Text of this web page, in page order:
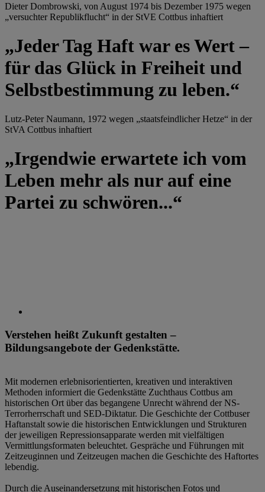
Dieter Dombrowski, von August 1974 bis Dezember 1975 wegen
„versuchter Republikflucht“ in der StVE Cottbus inhaftiert
„Jeder Tag Haft war es Wert –
für das Glück in Freiheit und
Selbstbestimmung zu leben.“
Lutz-Peter Naumann, 1972 wegen „staatsfeindlicher Hetze“ in der
StVA Cottbus inhaftiert
„Irgendwie erwartete ich vom
Leben mehr als nur auf eine
Partei zu schwören...“
Verstehen heißt Zukunft gestalten –
Bildungsangebote der Gedenkstätte.
Mit modernen erlebnisorientierten, kreativen und interaktiven
Methoden informiert die Gedenkstätte Zuchthaus Cottbus am
historischen Ort über das begangene Unrecht während der NS-
Terrorherrschaft und SED-Diktatur. Die Geschichte der Cottbuser
Haftanstalt sowie die historischen Entwicklungen und Strukturen
der jeweiligen Repressionsapparate werden mit vielfältigen
Vermittlungsformaten beleuchtet. Gespräche und Führungen mit
Zeitzeuginnen und Zeitzeugen machen die Geschichte des Haftortes
lebendig.
Durch die Auseinandersetzung mit historischen Fotos und